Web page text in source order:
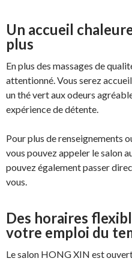
Un accueil
plus
En plus des massages de
attentionné. Vous serez
un thé vert aux odeurs
expérience de détente.
Pour plus de renseignements
vous pouvez appeler le salon
pouvez également passer
vous.
Des horaires
votre emploi du
Le salon HONG XIN est